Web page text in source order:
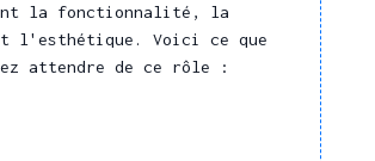
Assurer la gestion de
base de logiciels ou
matériels numériques
la fonctionnalité, la
l'esthétique. Voici ce que
attendre de ce rôle :